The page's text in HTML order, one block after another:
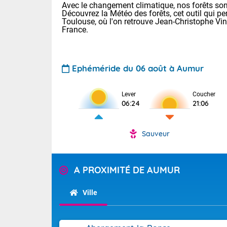
Pour la
Tendance
Avec le changement climatique, nos forêts
Découvrez la Météo des forêts, cet outil qui
Toulouse, où l'on retrouve Jean-Christophe
France.
Ephéméride du 06 août à Aumur
Lever
06:24
Coucher
21:06
Sauveur
A PROXIMITÉ DE AUMUR
Ville
Voici les
: 18/23 Paris
Clermont-
Lille : 19/24
Cet après-
Risque
Sur le Sud-